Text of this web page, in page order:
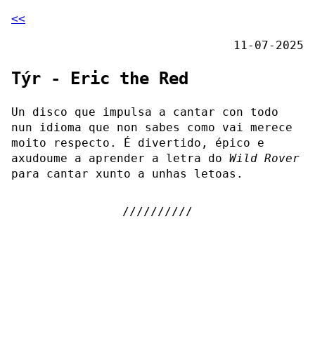
<<
11-07-2025
Týr - Eric the Red
Un disco que impulsa a cantar con todo
nun idioma que non sabes como vai merece
moito respecto. É divertido, épico e
axudoume a aprender a letra do Wild Rover
para cantar xunto a unhas letoas.